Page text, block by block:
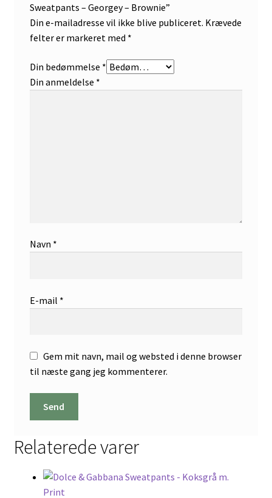
Sweatpants – Georgey – Brownie”
Din e-mailadresse vil ikke blive publiceret. Krævede
felter er markeret med *
Din bedømmelse *
Din anmeldelse *
Navn *
E-mail *
Gem mit navn, mail og websted i denne browser
til næste gang jeg kommenterer.
Relaterede varer